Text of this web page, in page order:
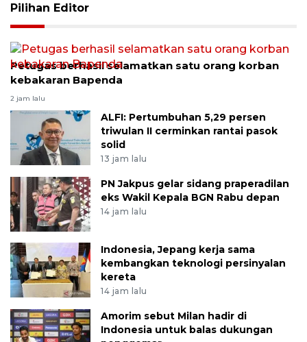
Pilihan Editor
Petugas berhasil selamatkan satu orang korban
kebakaran Bapenda
2 jam lalu
ALFI: Pertumbuhan 5,29 persen
triwulan II cerminkan rantai pasok
solid
13 jam lalu
PN Jakpus gelar sidang praperadilan
eks Wakil Kepala BGN Rabu depan
14 jam lalu
Indonesia, Jepang kerja sama
kembangkan teknologi persinyalan
kereta
14 jam lalu
Amorim sebut Milan hadir di
Indonesia untuk balas dukungan